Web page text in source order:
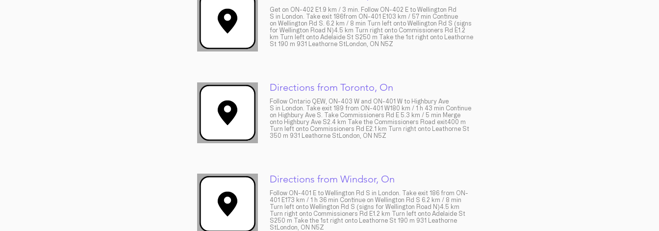
Get on ON-402 E1.9 km / 3 min. Follow ON-402 E to Wellington Rd
S in London. Take exit 186from ON-401 E103 km / 57 min Continue
on Wellington Rd S. 6.2 km / 8 min Turn left onto Wellington Rd S (signs
for Wellington Road N)4.5 km Turn right onto Commissioners Rd E1.2
km Turn left onto Adelaide St S250 m Take the 1st right onto Leathorne
St 190 m ​931 Leathorne StLondon, ON N5Z
Directions from Toronto, On
Follow Ontario QEW, ON-403 W and ON-401 W to Highbury Ave
S in London. Take exit 189 from ON-401 W180 km / 1 h 43 min Continue
on Highbury Ave S. Take Commissioners Rd E 5.3 km / 5 min Merge
onto Highbury Ave S2.4 km Take the Commissioners Road exit400 m
Turn left onto Commissioners Rd E2.1 km Turn right onto Leathorne St
350 m ​931 Leathorne StLondon, ON N5Z
Directions from Windsor, On
Follow ON-401 E to Wellington Rd S in London. Take exit 186 from ON-
401 E173 km / 1 h 36 min Continue on Wellington Rd S 6.2 km / 8 min
Turn left onto Wellington Rd S (signs for Wellington Road N)4.5 km
Turn right onto Commissioners Rd E1.2 km Turn left onto Adelaide St
S250 m Take the 1st right onto Leathorne St 190 m ​931 Leathorne
StLondon, ON N5Z